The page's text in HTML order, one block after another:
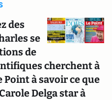
des
se
de
cherchent à
à savoir ce que
Delga star à